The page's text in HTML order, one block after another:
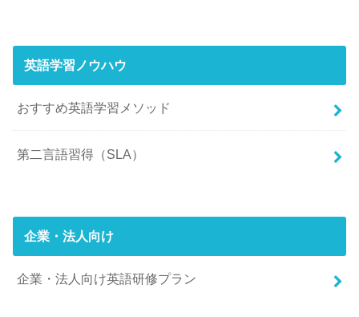
英語学習ノウハウ
おすすめ英語学習メソッド
第二言語習得（SLA）
企業・法人向け
企業・法人向け英語研修プラン